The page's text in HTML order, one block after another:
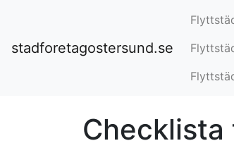
stadforetagostersund.se